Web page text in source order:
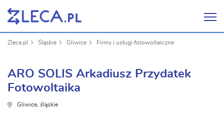
Zleca.pl Śląskie Gliwice Firmy i usługi fotowoltaiczne
ARO SOLIS Arkadiusz Przydatek
Fotowoltaika
Gliwice, śląskie